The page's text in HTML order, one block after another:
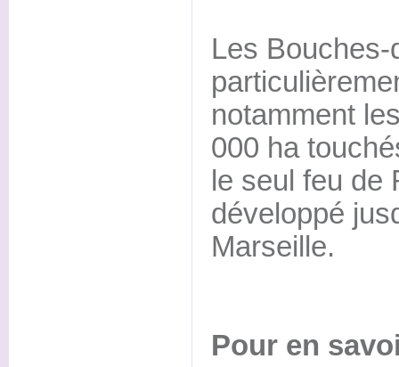
Les
notamment
000 ha
le seul feu de
développé
Marseille.
Pour en